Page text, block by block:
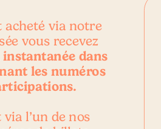
acheté via notre
vous recevez
dans
les numéros
l’un de nos